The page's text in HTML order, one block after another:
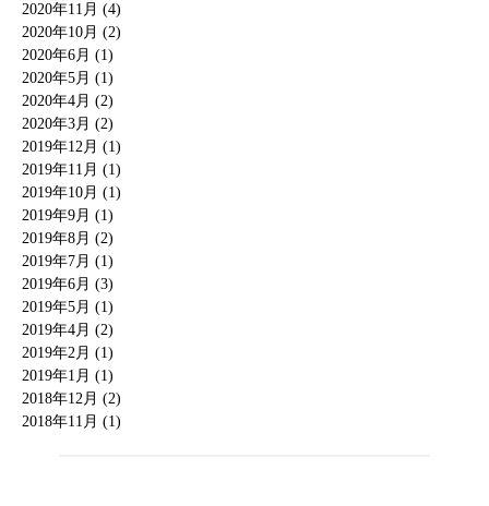
2020年11月 (4)
2020年10月 (2)
2020年6月 (1)
2020年5月 (1)
2020年4月 (2)
2020年3月 (2)
2019年12月 (1)
2019年11月 (1)
2019年10月 (1)
2019年9月 (1)
2019年8月 (2)
2019年7月 (1)
2019年6月 (3)
2019年5月 (1)
2019年4月 (2)
2019年2月 (1)
2019年1月 (1)
2018年12月 (2)
2018年11月 (1)